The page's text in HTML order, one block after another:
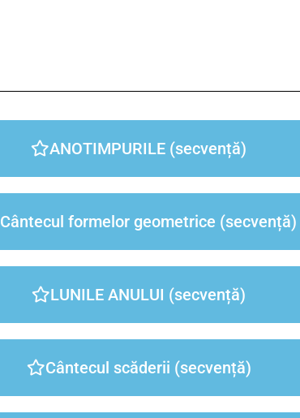
ANOTIMPURILE (secvență)
Cântecul formelor geometrice (secvență)
LUNILE ANULUI (secvență)
Cântecul scăderii (secvență)